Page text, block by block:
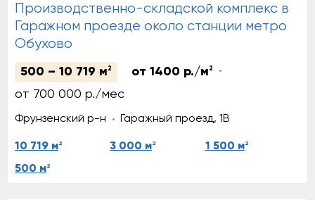
Производственно-складской комплекс в
Гаражном проезде около станции метро
Обухово
500 – 10 719 м 2 от 1400 р./м 2
от 700 000 р./мес
Фрунзенский р-н Гаражный проезд, 1В
10 719 м2 3 000 м2 1 500 м2
500 м2